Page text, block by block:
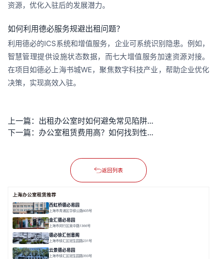
资源，优化入驻后的发展潜力。
如何利用德必服务规避出租问题？
利用德必的ICS系统和增值服务，企业可系统识别隐患。例如，
智慧管理提供设施状态数据，而七大增值服务加速资源对接。
在项目如德必上海书城WE，聚焦数字科技产业，帮助企业优化
决策，实现高效入驻。
上一篇：
出租办公室时如何避免常见陷阱？
下一篇：
办公室租赁费用高？如何找到性价比挺好的办公空间？
返回列表
上海办公室租赁推荐
西虹桥德必易园
上海市青浦区华徐公路605号
金汇德必易园
上海市闵行区吴中路1366号
德必徐汇创意阁
上海市徐汇区冠生园路231号
云景德必易园
上海市徐汇区冠生园路393号